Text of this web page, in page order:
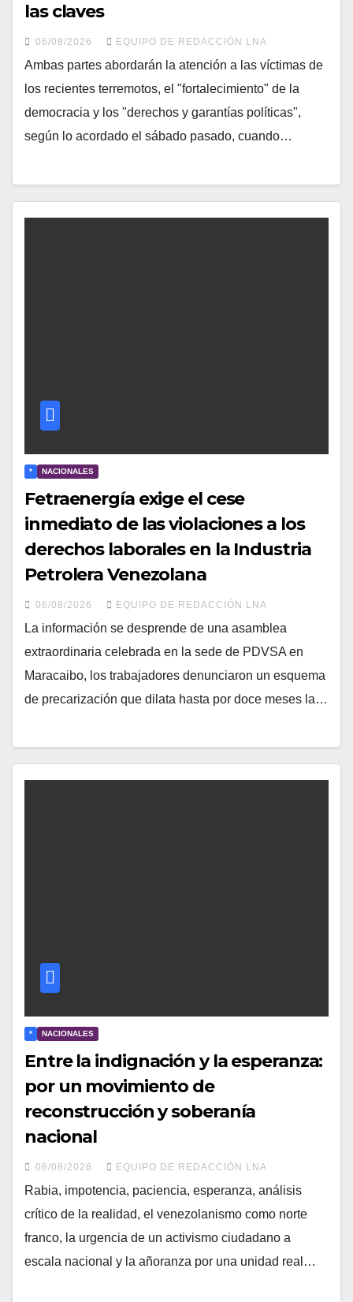
las claves
06/08/2026 EQUIPO DE REDACCIÓN LNA
Ambas partes abordarán la atención a las víctimas de
los recientes terremotos, el "fortalecimiento" de la
democracia y los "derechos y garantías políticas",
según lo acordado el sábado pasado, cuando…
* NACIONALES
Fetraenergía exige el cese
inmediato de las violaciones a los
derechos laborales en la Industria
Petrolera Venezolana
06/08/2026 EQUIPO DE REDACCIÓN LNA
La información se desprende de una asamblea
extraordinaria celebrada en la sede de PDVSA en
Maracaibo, los trabajadores denunciaron un esquema
de precarización que dilata hasta por doce meses la…
* NACIONALES
Entre la indignación y la esperanza:
por un movimiento de
reconstrucción y soberanía
nacional
06/08/2026 EQUIPO DE REDACCIÓN LNA
​Rabia, impotencia, paciencia, esperanza, análisis
crítico de la realidad, el venezolanismo como norte
franco, la urgencia de un activismo ciudadano a
escala nacional y la añoranza por una unidad real…